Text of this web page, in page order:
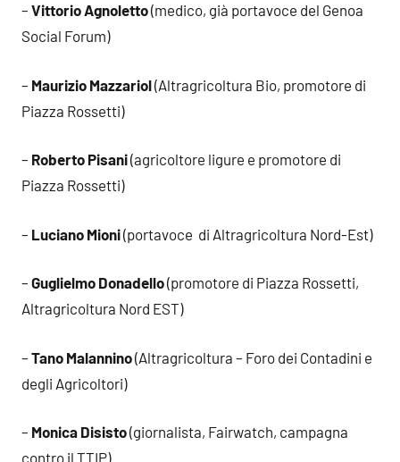
– Vittorio Agnoletto(medico, già portavoce del Genoa
Social Forum)
– Maurizio Mazzariol(Altragricoltura Bio, promotore di
Piazza Rossetti)
– Roberto Pisani(agricoltore ligure e promotore di
Piazza Rossetti)
– Luciano Mioni(portavoce di Altragricoltura Nord-Est)
– Guglielmo Donadello(promotore di Piazza Rossetti,
Altragricoltura Nord EST)
– Tano Malannino(Altragricoltura – Foro dei Contadini e
degli Agricoltori)
– Monica Disisto(giornalista, Fairwatch, campagna
contro il TTIP)